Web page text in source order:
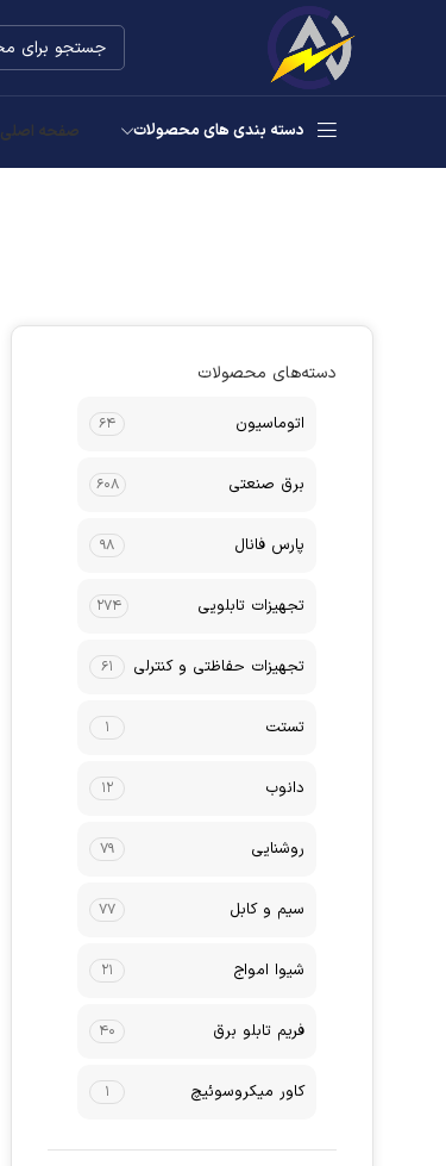
دسته بندی های محصولات صفحه اصلی
دسته‌های محصولات
اتوماسیون ۶۴
برق صنعتی ۶۰۸
پارس فانال ۹۸
تجهیزات تابلویی ۲۷۴
تجهیزات حفاظتی و کنترلی ۶۱
تستت ۱
دانوب ۱۲
روشنایی ۷۹
سیم و کابل ۷۷
شیوا امواج ۲۱
فریم تابلو برق ۴۰
کاور میکروسوئیچ ۱